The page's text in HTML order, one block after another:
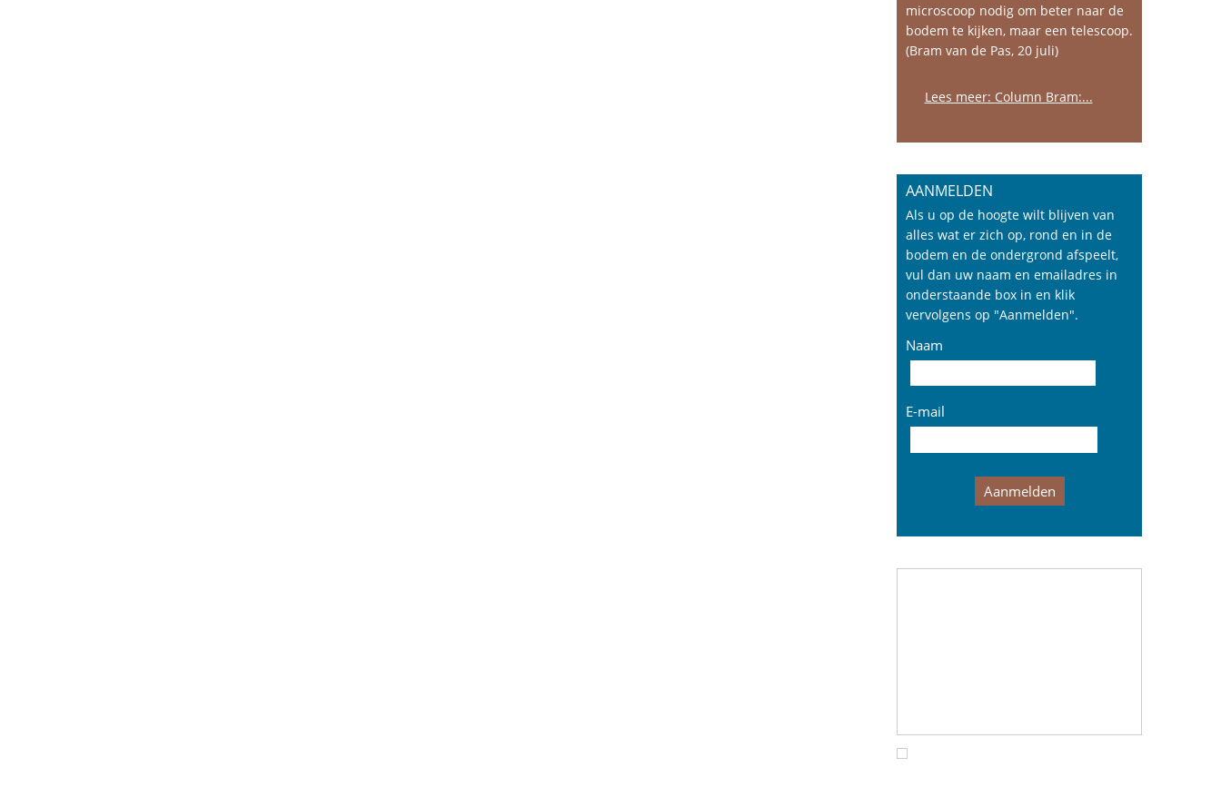
microscoop nodig om beter naar de
bodem te kijken, maar een telescoop.
(Bram van de Pas, 20 juli)
Lees meer: Column Bram:...
AANMELDEN
Als u op de hoogte wilt blijven van
alles wat er zich op, rond en in de
bodem en de ondergrond afspeelt,
vul dan uw naam en emailadres in
onderstaande box in en klik
vervolgens op "Aanmelden".
Naam
E-mail
Aanmelden